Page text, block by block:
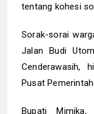
tentang kohesi
Sorak-sorai
Jalan Budi
Cenderawasih,
Pusat
Bupati